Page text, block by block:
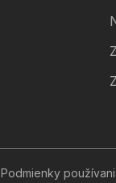
Podmienky